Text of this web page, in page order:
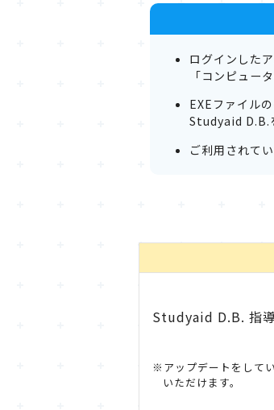
ログインした
「コンピュー
EXEファイル
Studyaid D.B.
ご利用されて
Studyaid D.B. 指
※アップデートをして
いただけます。